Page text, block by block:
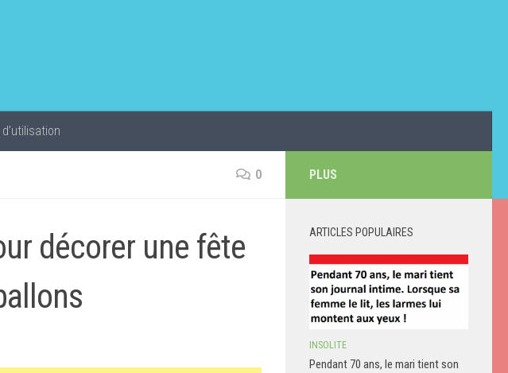
0
décorer une fête
PLUS
ARTICLES POPULAIRES
INSOLITE
Pendant 70 ans, le mari tient son